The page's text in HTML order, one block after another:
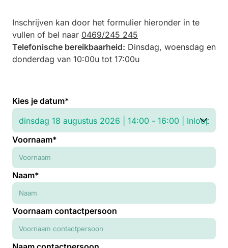
Inschrijven kan door het formulier hieronder in te
vullen of bel naar 0469/245 245
Telefonische bereikbaarheid: Dinsdag, woensdag en
donderdag van 10:00u tot 17:00u
Kies je datum*
Voornaam*
Naam*
Voornaam contactpersoon